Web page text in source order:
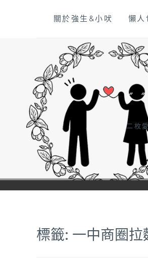
關於強生&小吠 懶人
二枚
標籤: 一中商圈拉